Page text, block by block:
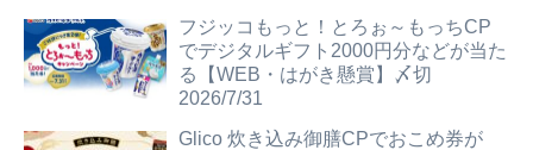
フジッコもっと！とろぉ～もっちCP
でデジタルギフト2000円分などが当た
る【WEB・はがき懸賞】〆切
2026/7/31
Glico 炊き込み御膳CPでおこめ券が